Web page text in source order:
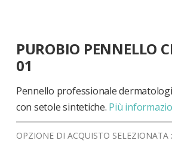
all'inizio
della
galleria
di
immagini
PUROBIO PENNELLO
01
Pennello professionale
con setole sintetiche. Più
OPZIONE DI ACQUISTO SELEZIONATA :